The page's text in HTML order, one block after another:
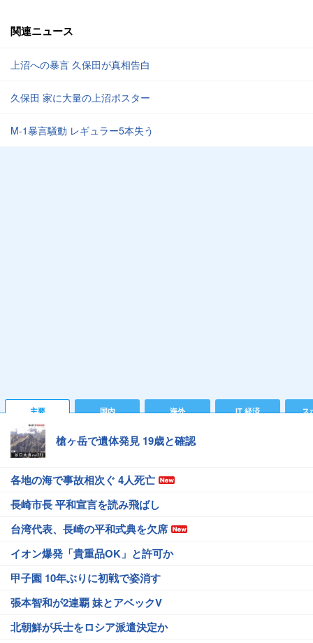
関連ニュース
上沼への暴言 久保田が真相告白
久保田 家に大量の上沼ポスター
M-1暴言騒動 レギュラー5本失う
主要 国内 海外 IT 経済 ス
槍ヶ岳で遺体発見 19歳と確認
各地の海で事故相次ぐ 4人死亡
長崎市長 平和宣言を読み飛ばし
台湾代表、長崎の平和式典を欠席
イオン爆発「貴重品OK」と許可か
甲子園 10年ぶりに初戦で姿消す
張本智和が2連覇 妹とアベックV
北朝鮮が兵士をロシア派遣決定か